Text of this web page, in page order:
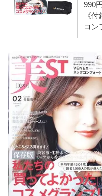
990円
《
コン